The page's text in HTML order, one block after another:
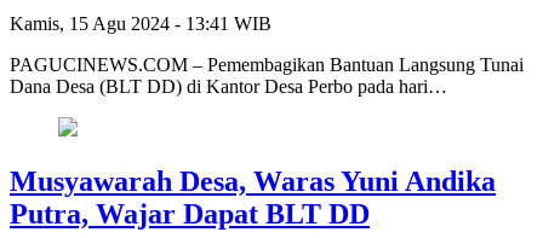
Kamis, 15 Agu 2024 - 13:41 WIB
PAGUCINEWS.COM – Pemembagikan Bantuan Langsung Tunai
Dana Desa (BLT DD) di Kantor Desa Perbo pada hari…
Musyawarah Desa, Waras Yuni Andika
Putra, Wajar Dapat BLT DD